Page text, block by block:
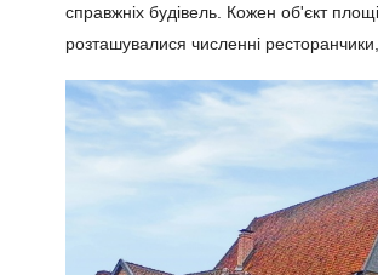
справжніх будівель. Кожен об'єкт
розташувалися численні ресторанчики,